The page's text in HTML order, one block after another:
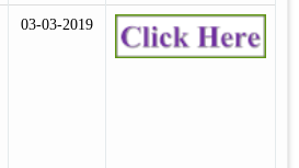
03-03-2019